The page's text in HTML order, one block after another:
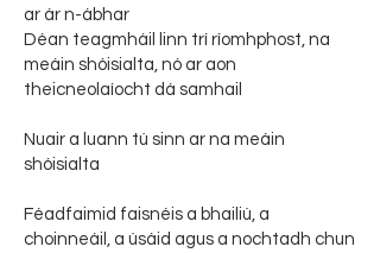
ar ár n-ábhar
Déan teagmháil linn trí ríomhphost, na
meáin shóisialta, nó ar aon
theicneolaíocht dá samhail
Nuair a luann tú sinn ar na meáin
shóisialta
Féadfaimid faisnéis a bhailiú, a
choinneáil, a úsáid agus a nochtadh chun